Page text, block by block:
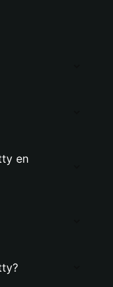
en